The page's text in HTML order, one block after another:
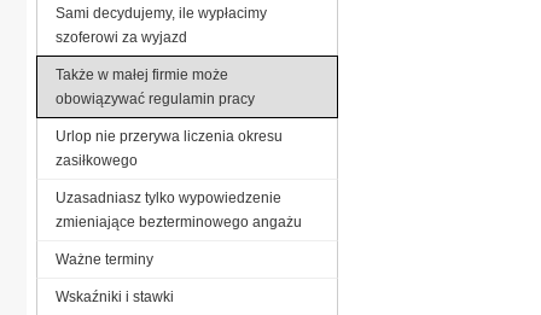
Sami decydujemy, ile wypłacimy
szoferowi za wyjazd
Także w małej firmie może
obowiązywać regulamin pracy
Urlop nie przerywa liczenia okresu
zasiłkowego
Uzasadniasz tylko wypowiedzenie
zmieniające bezterminowego angażu
Ważne terminy
Wskaźniki i stawki